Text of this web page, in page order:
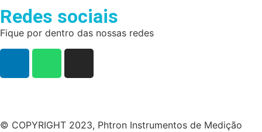
Redes sociais
Fique por dentro das nossas redes
© COPYRIGHT 2023, Phtron Instrumentos de Medição